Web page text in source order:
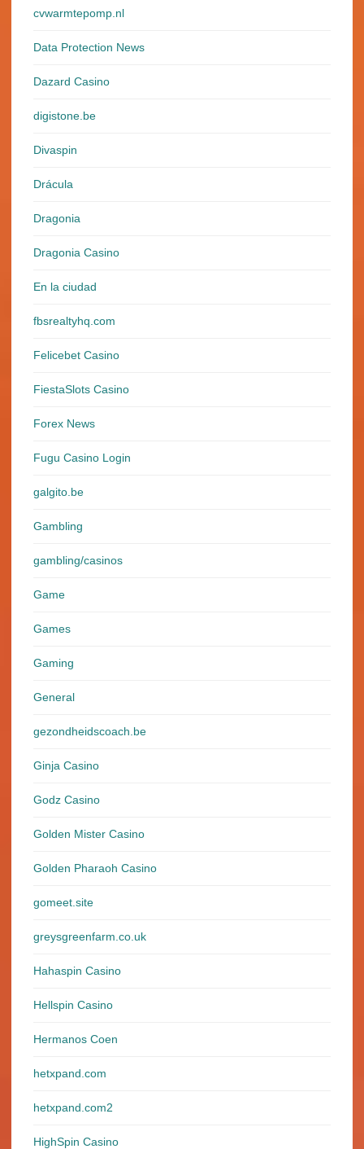
cvwarmtepomp.nl
Data Protection News
Dazard Casino
digistone.be
Divaspin
Drácula
Dragonia
Dragonia Casino
En la ciudad
fbsrealtyhq.com
Felicebet Casino
FiestaSlots Casino
Forex News
Fugu Casino Login
galgito.be
Gambling
gambling/casinos
Game
Games
Gaming
General
gezondheidscoach.be
Ginja Casino
Godz Casino
Golden Mister Casino
Golden Pharaoh Casino
gomeet.site
greysgreenfarm.co.uk
Hahaspin Casino
Hellspin Casino
Hermanos Coen
hetxpand.com
hetxpand.com2
HighSpin Casino